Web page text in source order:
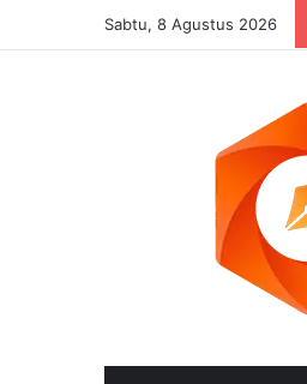
Sabtu, 8 Agustus 2026